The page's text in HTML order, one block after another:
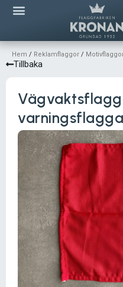
Hem / Reklamflaggor /
Tillbaka
varningsflagga